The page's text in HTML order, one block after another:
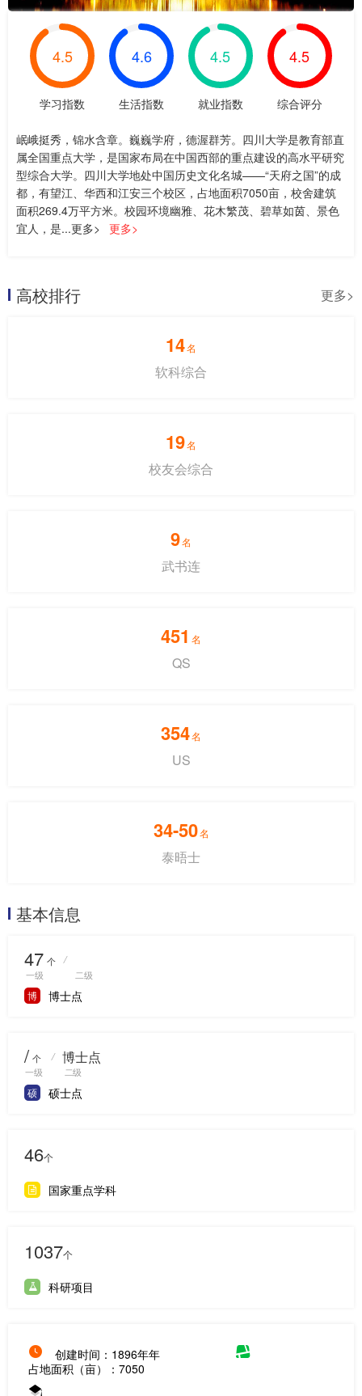
4.5
学习指数
4.6
生活指数
4.5
就业指数
4.5
综合评分
岷峨挺秀，锦水含章。巍巍学府，德渥群芳。四川大学是教育部直
属全国重点大学，是国家布局在中国西部的重点建设的高水平研究
型综合大学。四川大学地处中国历史文化名城——“天府之国”的成
都，有望江、华西和江安三个校区，占地面积7050亩，校舍建筑
面积269.4万平方米。校园环境幽雅、花木繁茂、碧草如茵、景色
宜人，是...更多> 更多>
高校排行 更多>
14名
软科综合
19名
校友会综合
9名
武书连
451 名
QS
354名
US
34-50名
泰晤士
基本信息
47 个
一级
/
二级
博 博士点
/ 个
一级
/ 博士点
二级
硕 硕士点
46个
国家重点学科
1037个
科研项目
创建时间：1896年年
占地面积（亩）：7050